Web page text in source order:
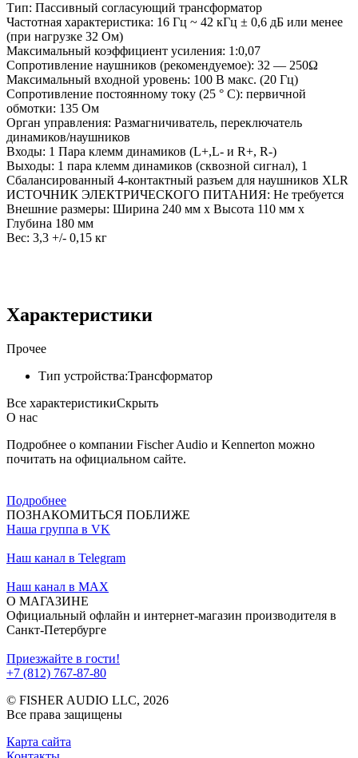
Тип: Пассивный согласующий трансформатор
Частотная характеристика: 16 Гц ~ 42 кГц ± 0,6 дБ или менее
(при нагрузке 32 Ом)
Максимальный коэффициент усиления: 1:0,07
Сопротивление наушников (рекомендуемое): 32 — 250Ω
Максимальный входной уровень: 100 В макс. (20 Гц)
Сопротивление постоянному току (25 ° C): первичной
обмотки: 135 Ом
Орган управления: Размагничиватель, переключатель
динамиков/наушников
Входы: 1 Пара клемм динамиков (L+,L- и R+, R-)
Выходы: 1 пара клемм динамиков (сквозной сигнал), 1
Сбалансированный 4-контактный разъем для наушников XLR
ИСТОЧНИК ЭЛЕКТРИЧЕСКОГО ПИТАНИЯ: Не требуется
Внешние размеры: Ширина 240 мм x Высота 110 мм x
Глубина 180 мм
Вес: 3,3 +/- 0,15 кг
Характеристики
Прочее
Тип устройства:Трансформатор
Все характеристикиСкрыть
О нас
Подробнее о компании Fischer Audio и Kennerton можно
почитать на официальном сайте.
Подробнее
ПОЗНАКОМИТЬСЯ ПОБЛИЖЕ
Наша группа в VK
Наш канал в Telegram
Наш канал в MAX
О МАГАЗИНЕ
Официальный офлайн и интернет-магазин производителя в
Санкт-Петербурге
Приезжайте в гости!
+7 (812) 767-87-80
© FISHER AUDIO LLC, 2026
Все права защищены
Карта сайта